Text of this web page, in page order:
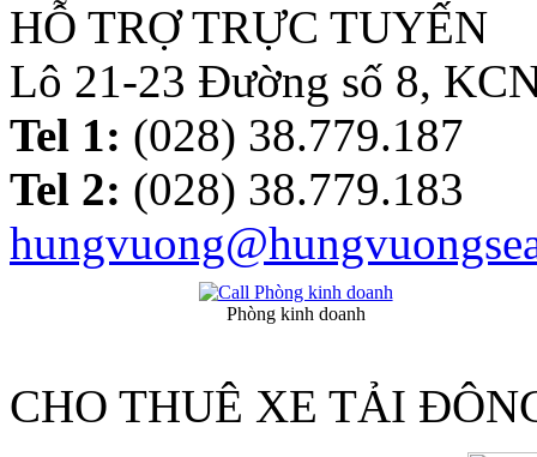
HỖ TRỢ TRỰC TUYẾN
Lô 21-23 Đường số 8,
Tel 1: (028) 38.779.187
Tel 2: (028) 38.779.183
Phòng kinh doanh
CHO THUÊ XE TẢI